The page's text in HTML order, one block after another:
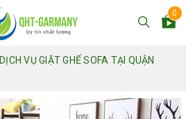
0
DỊCH VỤ GIẶT GHẾ SOFA TẠI QUẬN